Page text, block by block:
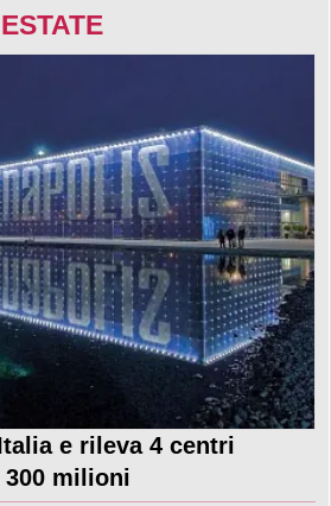
e rileva 4 centri
milioni